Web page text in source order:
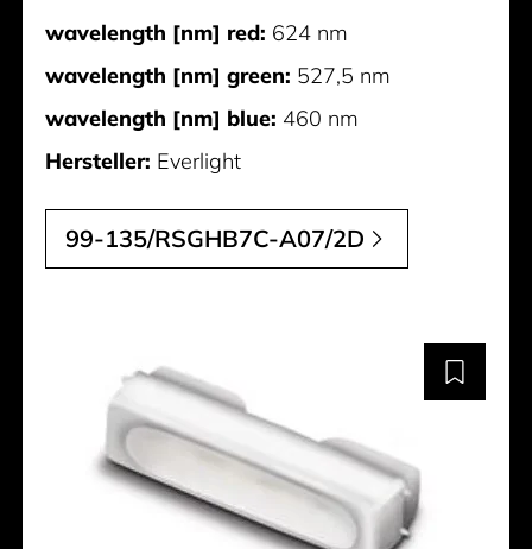
wavelength [nm] red: 624 nm
wavelength [nm] green: 527,5 nm
wavelength [nm] blue: 460 nm
Hersteller: Everlight
99-135/RSGHB7C-A07/2D